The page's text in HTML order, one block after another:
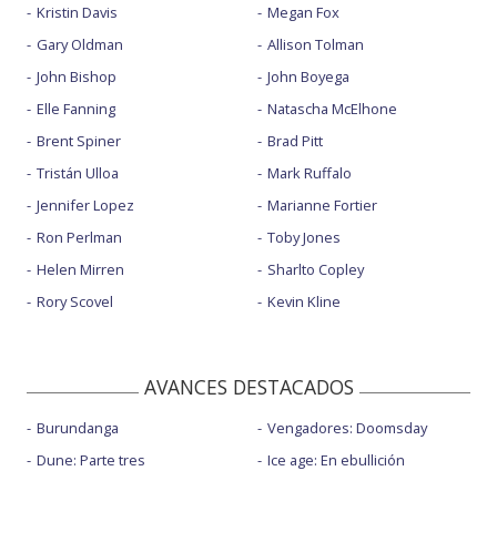
Kristin Davis
Gary Oldman
John Bishop
Elle Fanning
Brent Spiner
Tristán Ulloa
Jennifer Lopez
Ron Perlman
Helen Mirren
Rory Scovel
Megan Fox
Allison Tolman
John Boyega
Natascha McElhone
Brad Pitt
Mark Ruffalo
Marianne Fortier
Toby Jones
Sharlto Copley
Kevin Kline
AVANCES DESTACADOS
Burundanga
Dune: Parte tres
Vengadores: Doomsday
Ice age: En ebullición